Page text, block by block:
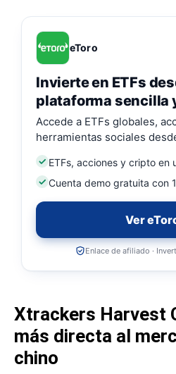
eToro
Invierte en ETFs
plataforma sencilla
Accede a ETFs globales,
herramientas sociales
ETFs, acciones y cripto en
Cuenta demo gratuita con
Ver
Enlace de afiliado ·
Xtrackers Harvest
más directa al
chino